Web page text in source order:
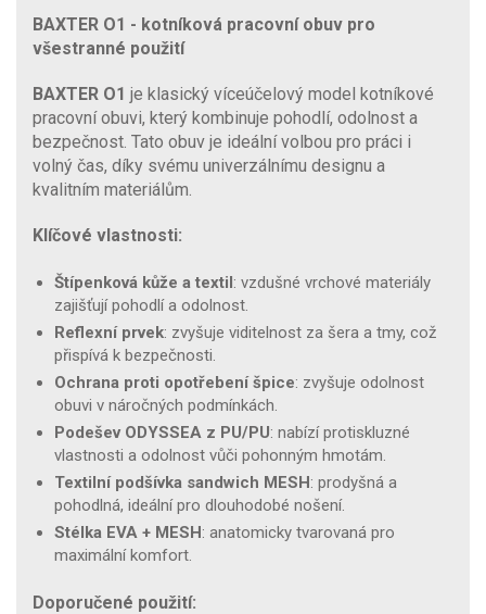
BAXTER O1 - kotníková pracovní obuv pro
všestranné použití
BAXTER O1 je klasický víceúčelový model kotníkové
pracovní obuvi, který kombinuje pohodlí, odolnost a
bezpečnost. Tato obuv je ideální volbou pro práci i
volný čas, díky svému univerzálnímu designu a
kvalitním materiálům.
Klíčové vlastnosti:
Štípenková kůže a textil: vzdušné vrchové materiály
zajišťují pohodlí a odolnost.
Reflexní prvek: zvyšuje viditelnost za šera a tmy, což
přispívá k bezpečnosti.
Ochrana proti opotřebení špice: zvyšuje odolnost
obuvi v náročných podmínkách.
Podešev ODYSSEA z PU/PU: nabízí protiskluzné
vlastnosti a odolnost vůči pohonným hmotám.
Textilní podšívka sandwich MESH: prodyšná a
pohodlná, ideální pro dlouhodobé nošení.
Stélka EVA + MESH: anatomicky tvarovaná pro
maximální komfort.
Doporučené použití: